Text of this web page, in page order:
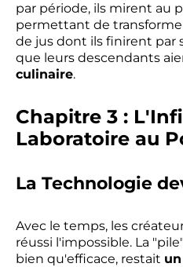
par période, ils mirent au
permettant de
de jus dont ils finirent par
que leurs descendants
culinaire.
Chapitre 3 :
Laboratoire au
La Technologie
Avec le temps, les
réussi l'impossible. La
bien qu'efficace, restait